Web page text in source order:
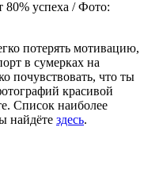
80% успеха / Фото:
потерять мотивацию,
в сумерках на
почувствовать, что ты
красивой
Список наиболее
найдёте здесь.